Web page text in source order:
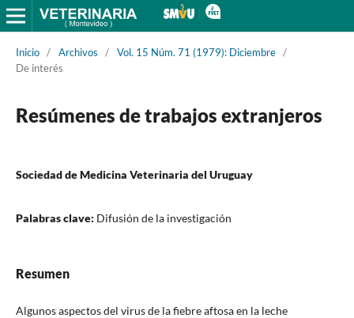
Inicio / Archivos / Vol. 15 Núm. 71 (1979): Diciembre /
De interés
Resúmenes de trabajos extranjeros
Sociedad de Medicina Veterinaria del Uruguay
Palabras clave: Difusión de la investigación
Resumen
Algunos aspectos del virus de la fiebre aftosa en la leche